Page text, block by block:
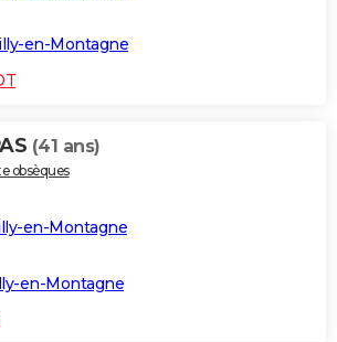
en-Montagne
(41 ans)
obsèques
en-Montagne
en-Montagne